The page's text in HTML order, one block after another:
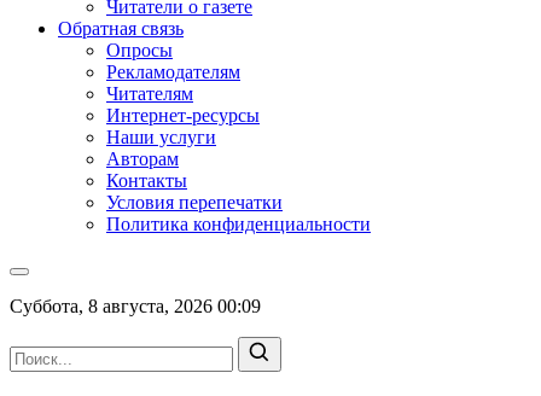
Читатели о газете
Обратная связь
Опросы
Рекламодателям
Читателям
Интернет-ресурсы
Наши услуги
Авторам
Контакты
Условия перепечатки
Политика конфиденциальности
Суббота, 8 августа, 2026 00:09